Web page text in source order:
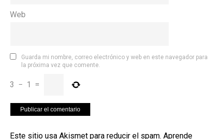
Web
Guarda mi nombre, correo electrónico y web en este navegador para
la próxima vez que comente.
3 − 1 =
Este sitio usa Akismet para reducir el spam. Aprende